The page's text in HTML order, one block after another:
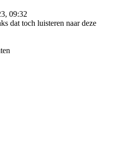
09:32
dat toch luisteren naar deze